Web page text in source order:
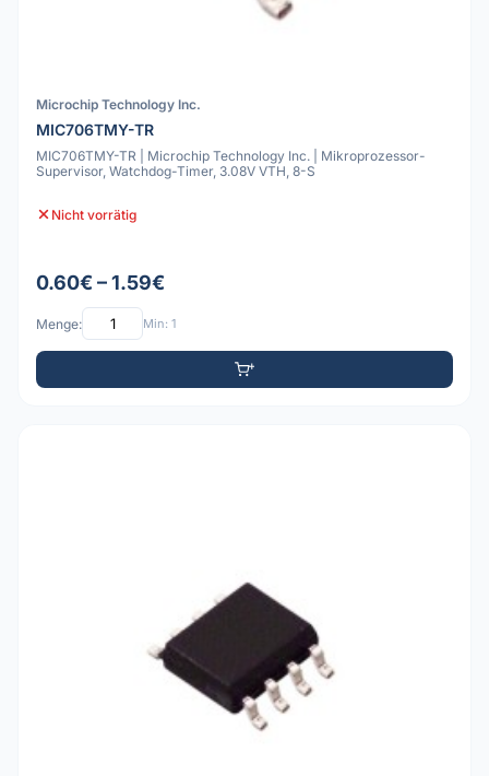
Microchip Technology Inc.
MIC706TMY-TR
MIC706TMY-TR | Microchip Technology Inc. | Mikroprozessor-
Supervisor, Watchdog-Timer, 3.08V VTH, 8-S
Nicht vorrätig
0.60€ – 1.59€
Menge: Min: 1